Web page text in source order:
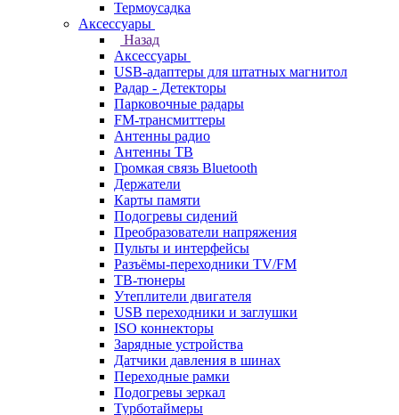
Термоусадка
Аксессуары
Назад
Аксессуары
USB-адаптеры для штатных магнитол
Радар - Детекторы
Парковочные радары
FM-трансмиттеры
Антенны радио
Антенны ТВ
Громкая связь Bluetooth
Держатели
Карты памяти
Подогревы сидений
Преобразователи напряжения
Пульты и интерфейсы
Разъёмы-переходники TV/FM
ТВ-тюнеры
Утеплители двигателя
USB переходники и заглушки
ISO коннекторы
Зарядные устройства
Датчики давления в шинах
Переходные рамки
Подогревы зеркал
Турботаймеры